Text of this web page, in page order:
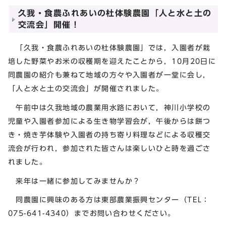
久我・食農ふれあいの杜体験農園「人と水と土の
交流会」開催！
「久我・食農ふれあいの杜体験農園」では，入園者が栽
培した野菜やお米の収穫期を迎えたことから，10月20日に
同農園の紹介も兼ねて地域の方々や入園者が一堂に会し，
「人と水と土の交流会」が開催されました。
午前中は久我地域の農業用水路において，神川小学校の
児童や入園者参加による生き物学習会が，午後からは餅つ
き・焼き芋体験や入園者の持ち寄り料理などによる収穫交
流会が行われ，参加された皆さんは楽しいひと時を過ごさ
れました。
来年は一緒に参加してみませんか？
同農園に興味のある方は東部農業振興センター（TEL：
075-641-4340）までお問い合わせください。